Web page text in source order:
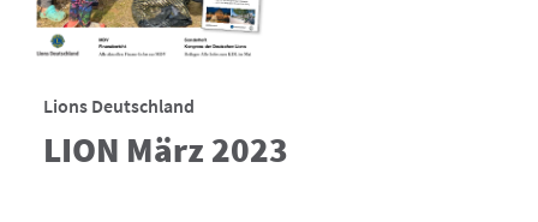
Lions Deutschland
LION März 2023